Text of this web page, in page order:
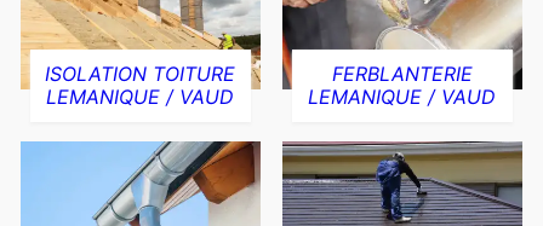
ISOLATION TOITURE
LEMANIQUE / VAUD
FERBLANTERIE
LEMANIQUE / VAUD